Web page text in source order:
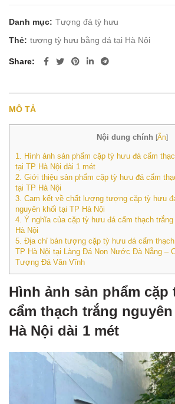
Danh mục: Tượng đá tỳ hưu
Thẻ: tượng tỳ hưu bằng đá tại Hà Nội
Share
MÔ TẢ
Nội dung chính [Ẩn]
1. Hình ảnh sản phẩm cặp tỳ hưu đá cẩm
tại TP Hà Nội dài 1 mét
2. Giới thiệu sản phẩm cặp tỳ hưu đá cẩm
tại TP Hà Nội
3. Cam kết về chất lượng tượng cặp tỳ hưu
nguyên khối tại TP Hà Nội
4. Ý nghĩa của cặp tỳ hưu đá cẩm thạch
Hà Nội
5. Địa chỉ bán tượng cặp tỳ hưu đá cẩm
TP Hà Nội tại Làng Đá Non Nước Đà Nẵng –
Tượng Đá Văn Vĩnh
Hình ảnh sản phẩm cặp
cẩm thạch trắng
Hà Nội dài 1 mét